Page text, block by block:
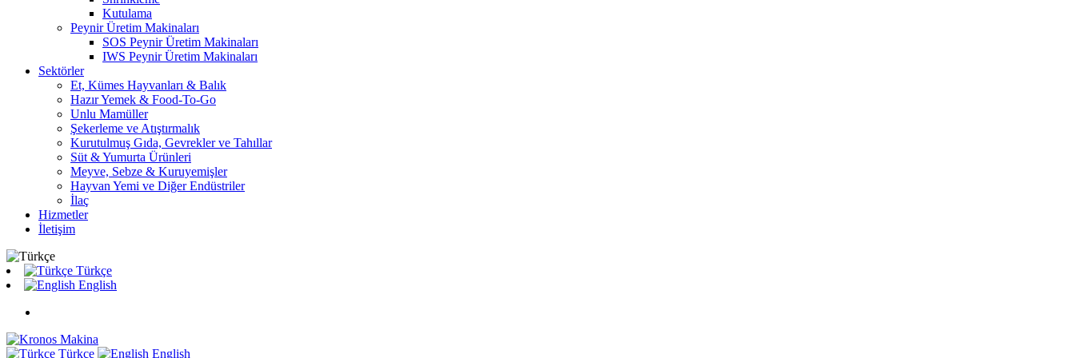
Kutulama
Peynir Üretim Makinaları
SOS Peynir Üretim Makinaları
IWS Peynir Üretim Makinaları
Sektörler
Et, Kümes Hayvanları & Balık
Hazır Yemek & Food-To-Go
Unlu Mamüller
Şekerleme ve Atıştırmalık
Kurutulmuş Gıda, Gevrekler ve Tahıllar
Süt & Yumurta Ürünleri
Meyve, Sebze & Kuruyemişler
Hayvan Yemi ve Diğer Endüstriler
İlaç
Hizmetler
İletişim
Türkçe
English
Türkçe English